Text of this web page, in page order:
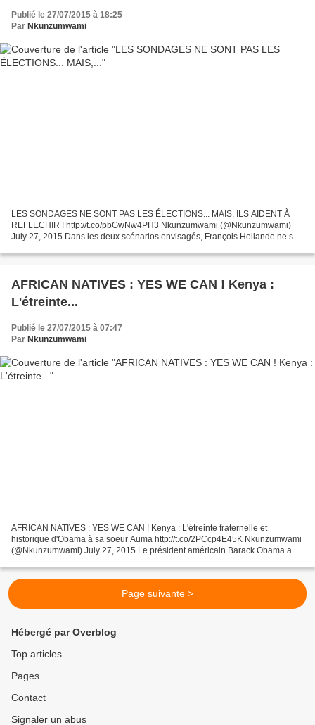
Publié le 27/07/2015 à 18:25
Par Nkunzumwami
LES SONDAGES NE SONT PAS LES ÉLECTIONS... MAIS, ILS AIDENT À
REFLECHIR ! http://t.co/pbGwNw4PH3 Nkunzumwami (@Nkunzumwami)
July 27, 2015 Dans les deux scénarios envisagés, François Hollande ne se
AFRICAN NATIVES : YES WE CAN ! Kenya :
L'étreinte...
Publié le 27/07/2015 à 07:47
Par Nkunzumwami
AFRICAN NATIVES : YES WE CAN ! Kenya : L'étreinte fraternelle et
historique d'Obama à sa soeur Auma http://t.co/2PCcp4E45K Nkunzumwami
(@Nkunzumwami) July 27, 2015 Le président américain Barack Obama a
Page suivante >
Hébergé par Overblog
Top articles
Pages
Contact
Signaler un abus